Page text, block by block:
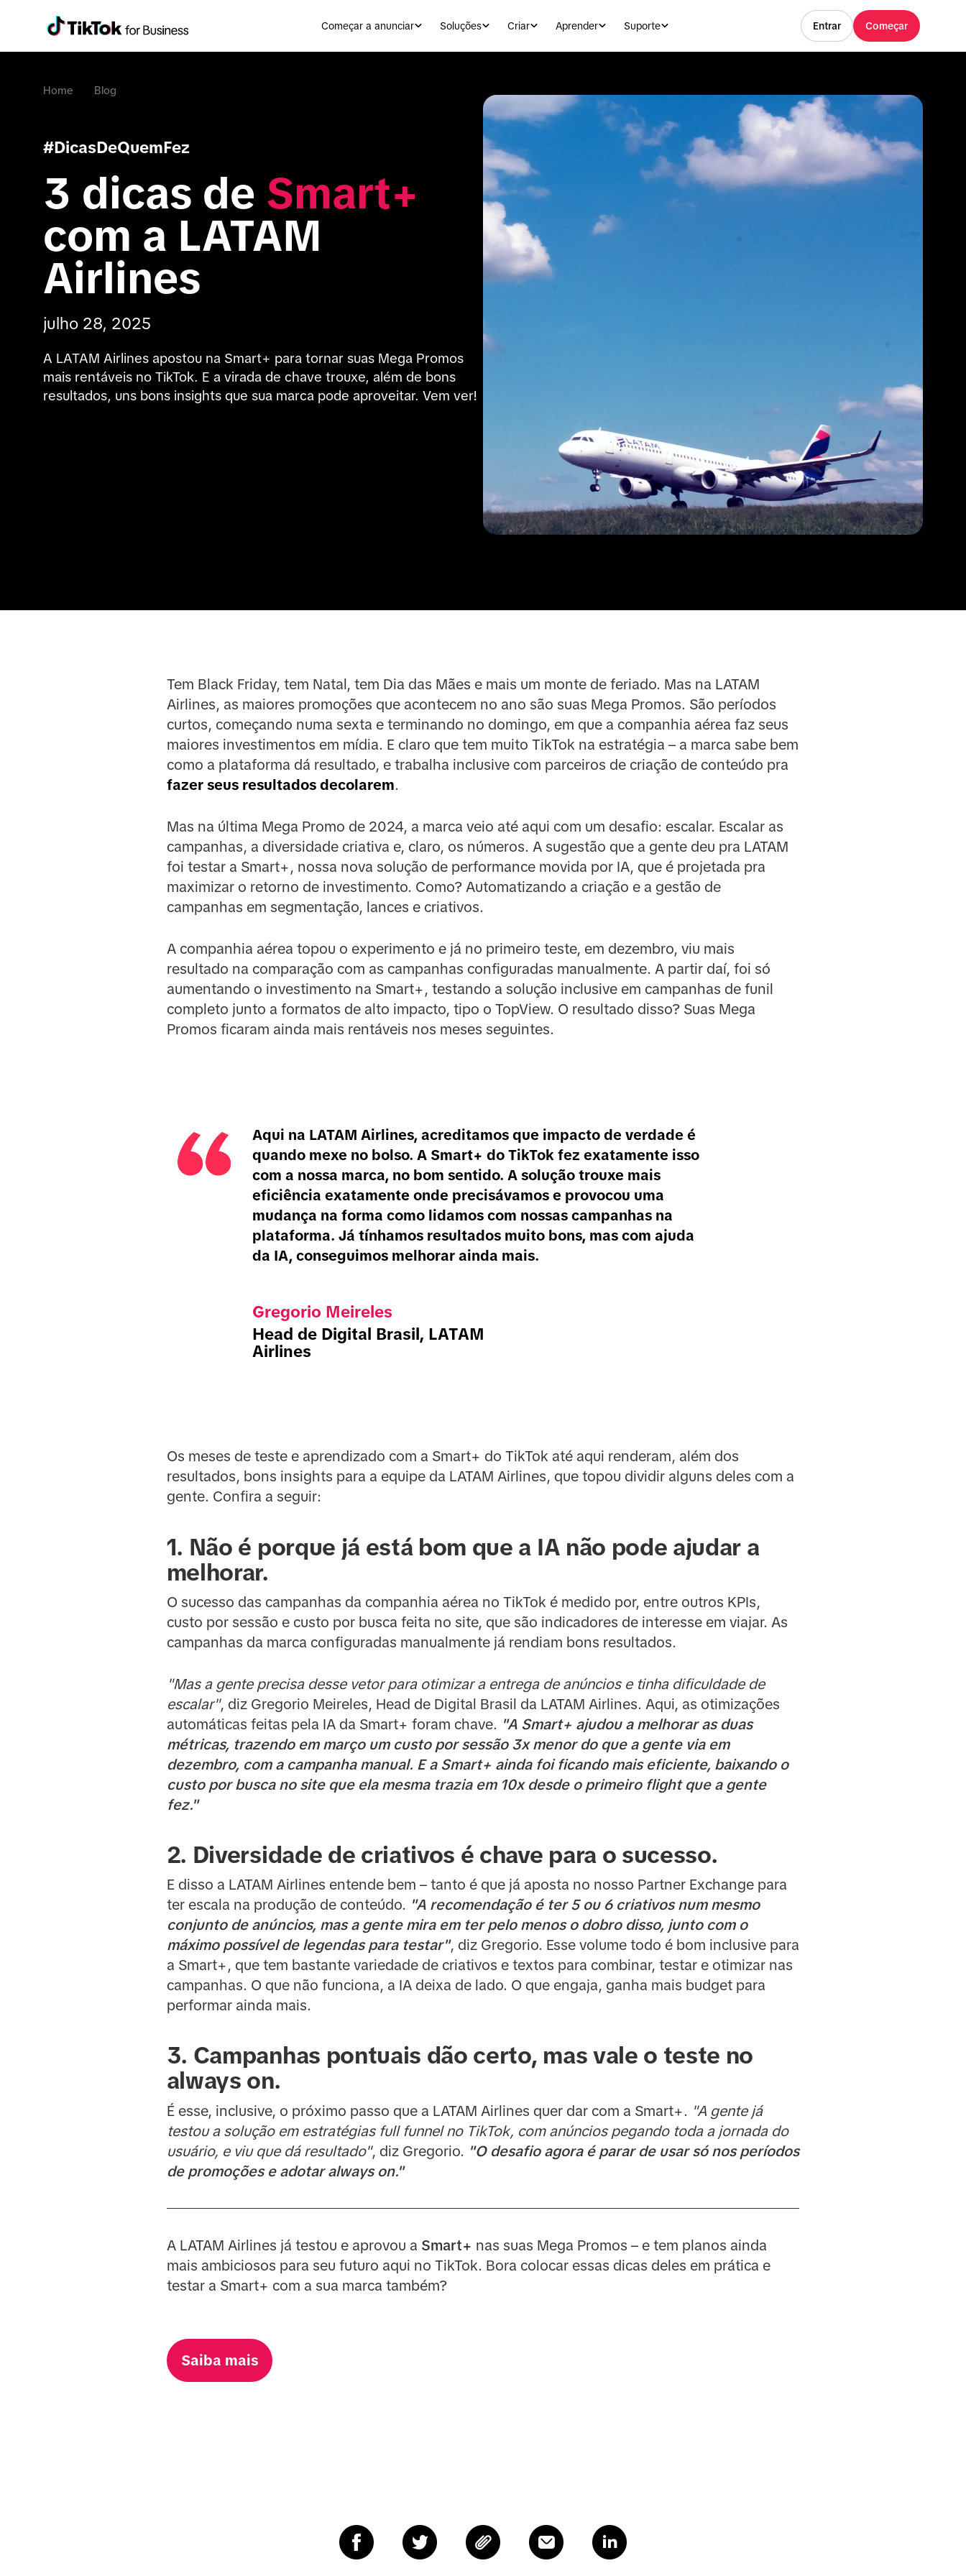
Começar a anunciar Soluções Criar Aprender Suporte Entrar Começar
Home Blog
#DicasDeQuemFez
3 dicas de Smart+
com a LATAM
Airlines
julho 28, 2025
A LATAM Airlines apostou na Smart+ para tornar suas Mega Promos
mais rentáveis no TikTok. E a virada de chave trouxe, além de bons
resultados, uns bons insights que sua marca pode aproveitar. Vem ver!
Tem Black Friday, tem Natal, tem Dia das Mães e mais um monte de feriado. Mas na LATAM
Airlines, as maiores promoções que acontecem no ano são suas Mega Promos. São períodos
curtos, começando numa sexta e terminando no domingo, em que a companhia aérea faz seus
maiores investimentos em mídia. E claro que tem muito TikTok na estratégia – a marca sabe bem
como a plataforma dá resultado, e trabalha inclusive com parceiros de criação de conteúdo pra
fazer seus resultados decolarem.
Mas na última Mega Promo de 2024, a marca veio até aqui com um desafio: escalar. Escalar as
campanhas, a diversidade criativa e, claro, os números. A sugestão que a gente deu pra LATAM
foi testar a Smart+, nossa nova solução de performance movida por IA, que é projetada pra
maximizar o retorno de investimento. Como? Automatizando a criação e a gestão de
campanhas em segmentação, lances e criativos.
A companhia aérea topou o experimento e já no primeiro teste, em dezembro, viu mais
resultado na comparação com as campanhas configuradas manualmente. A partir daí, foi só
aumentando o investimento na Smart+, testando a solução inclusive em campanhas de funil
completo junto a formatos de alto impacto, tipo o TopView. O resultado disso? Suas Mega
Promos ficaram ainda mais rentáveis nos meses seguintes.
Aqui na LATAM Airlines, acreditamos que impacto de verdade é
quando mexe no bolso. A Smart+ do TikTok fez exatamente isso
com a nossa marca, no bom sentido. A solução trouxe mais
eficiência exatamente onde precisávamos e provocou uma
mudança na forma como lidamos com nossas campanhas na
plataforma. Já tínhamos resultados muito bons, mas com ajuda
da IA, conseguimos melhorar ainda mais.
Gregorio Meireles
Head de Digital Brasil, LATAM
Airlines
Os meses de teste e aprendizado com a Smart+ do TikTok até aqui renderam, além dos
resultados, bons insights para a equipe da LATAM Airlines, que topou dividir alguns deles com a
gente. Confira a seguir:
1. Não é porque já está bom que a IA não pode ajudar a
melhorar.
O sucesso das campanhas da companhia aérea no TikTok é medido por, entre outros KPIs,
custo por sessão e custo por busca feita no site, que são indicadores de interesse em viajar. As
campanhas da marca configuradas manualmente já rendiam bons resultados.
"Mas a gente precisa desse vetor para otimizar a entrega de anúncios e tinha dificuldade de
escalar", diz Gregorio Meireles, Head de Digital Brasil da LATAM Airlines. Aqui, as otimizações
automáticas feitas pela IA da Smart+ foram chave. "A Smart+ ajudou a melhorar as duas
métricas, trazendo em março um custo por sessão 3x menor do que a gente via em
dezembro, com a campanha manual. E a Smart+ ainda foi ficando mais eficiente, baixando o
custo por busca no site que ela mesma trazia em 10x desde o primeiro flight que a gente
fez."
2. Diversidade de criativos é chave para o sucesso.
E disso a LATAM Airlines entende bem – tanto é que já aposta no nosso Partner Exchange para
ter escala na produção de conteúdo. "A recomendação é ter 5 ou 6 criativos num mesmo
conjunto de anúncios, mas a gente mira em ter pelo menos o dobro disso, junto com o
máximo possível de legendas para testar", diz Gregorio. Esse volume todo é bom inclusive para
a Smart+, que tem bastante variedade de criativos e textos para combinar, testar e otimizar nas
campanhas. O que não funciona, a IA deixa de lado. O que engaja, ganha mais budget para
performar ainda mais.
3. Campanhas pontuais dão certo, mas vale o teste no
always on.
É esse, inclusive, o próximo passo que a LATAM Airlines quer dar com a Smart+. "A gente já
testou a solução em estratégias full funnel no TikTok, com anúncios pegando toda a jornada do
usuário, e viu que dá resultado", diz Gregorio. "O desafio agora é parar de usar só nos períodos
de promoções e adotar always on."
A LATAM Airlines já testou e aprovou a Smart+ nas suas Mega Promos – e tem planos ainda
mais ambiciosos para seu futuro aqui no TikTok. Bora colocar essas dicas deles em prática e
testar a Smart+ com a sua marca também?
Saiba mais